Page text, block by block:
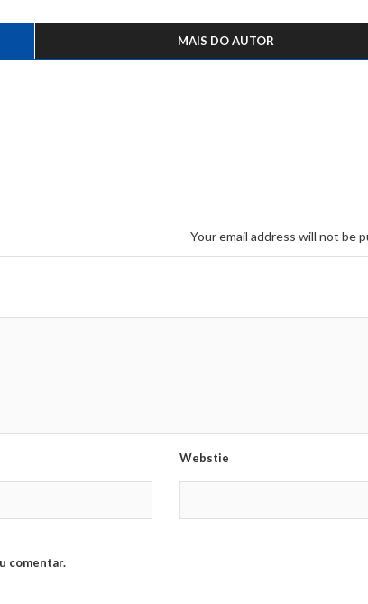
MAIS DO AUTOR
Your email address will not be
Webstie
comentar.